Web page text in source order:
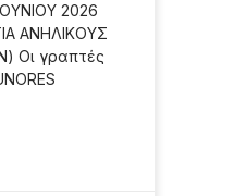
2026
ΑΝΗΛΙΚΟΥΣ
Οι γραπτές